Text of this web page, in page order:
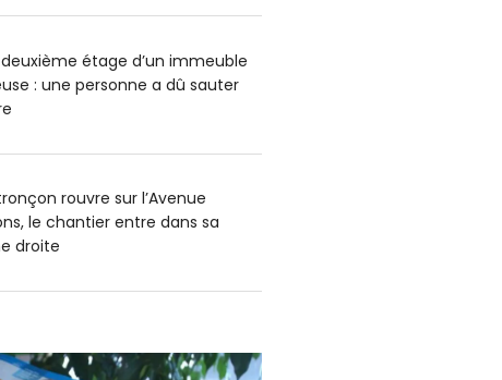
étage d’un immeuble
: une personne a dû sauter
rouvre sur l’Avenue
le chantier entre dans sa
droite